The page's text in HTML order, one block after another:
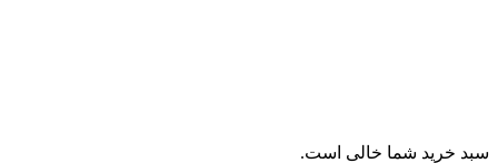
سبد خرید شما خالی است.